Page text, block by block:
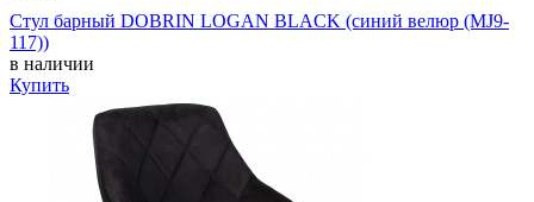
Стул барный DOBRIN LOGAN BLACK (синий велюр (MJ9-
117))
в наличии
Купить